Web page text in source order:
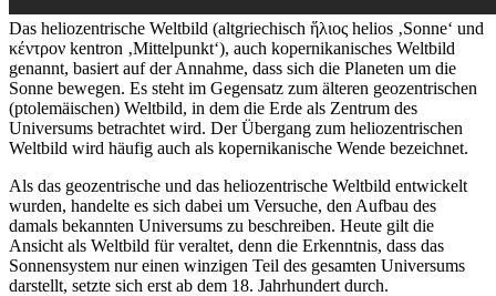
Das heliozentrische Weltbild (altgriechisch ἥλιος helios ‚Sonne‘ und
κέντρον kentron ‚Mittelpunkt‘), auch kopernikanisches Weltbild
genannt, basiert auf der Annahme, dass sich die Planeten um die
Sonne bewegen. Es steht im Gegensatz zum älteren geozentrischen
(ptolemäischen) Weltbild, in dem die Erde als Zentrum des
Universums betrachtet wird. Der Übergang zum heliozentrischen
Weltbild wird häufig auch als kopernikanische Wende bezeichnet.
Als das geozentrische und das heliozentrische Weltbild entwickelt
wurden, handelte es sich dabei um Versuche, den Aufbau des
damals bekannten Universums zu beschreiben. Heute gilt die
Ansicht als Weltbild für veraltet, denn die Erkenntnis, dass das
Sonnensystem nur einen winzigen Teil des gesamten Universums
darstellt, setzte sich erst ab dem 18. Jahrhundert durch.